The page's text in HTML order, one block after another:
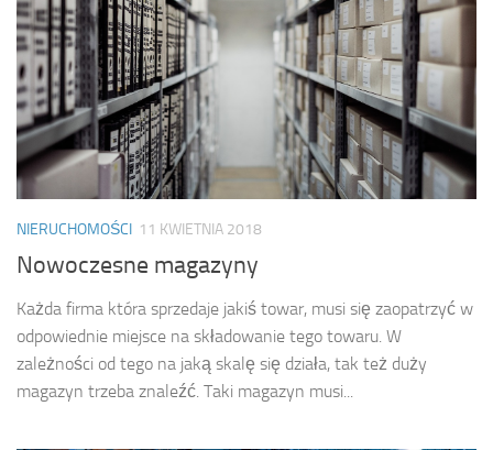
NIERUCHOMOŚCI 11 KWIETNIA 2018
Nowoczesne magazyny
Każda firma która sprzedaje jakiś towar, musi się zaopatrzyć w
odpowiednie miejsce na składowanie tego towaru. W
zależności od tego na jaką skalę się działa, tak też duży
magazyn trzeba znaleźć. Taki magazyn musi...